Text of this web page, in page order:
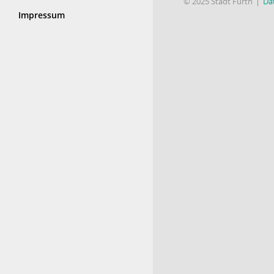
Impressum